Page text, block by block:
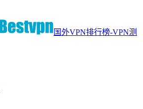
国外VPN排行榜-VPN测